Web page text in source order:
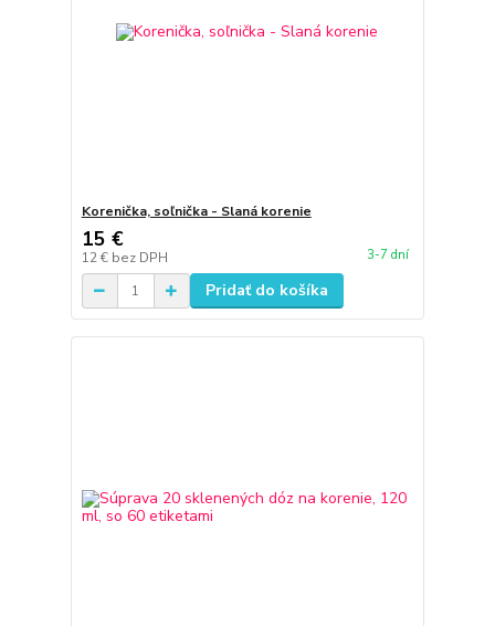
Korenička, soľnička - Slaná korenie
15 €
12 € bez DPH 3-7 dní
Pridať do košíka